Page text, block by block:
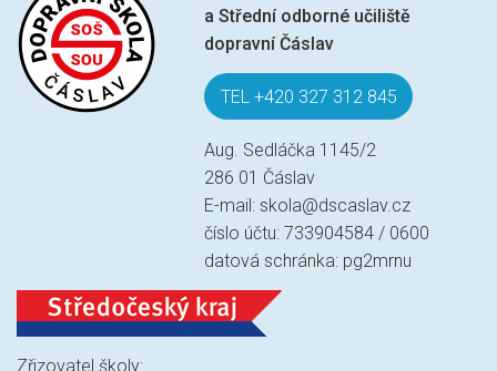
a Střední odborné učiliště
dopravní Čáslav
TEL +420 327 312 845
Aug. Sedláčka 1145/2
286 01 Čáslav
E-mail:skola@dscaslav.cz
číslo účtu: 733904584 / 0600
datová schránka: pg2mrnu
Zřizovatel školy: